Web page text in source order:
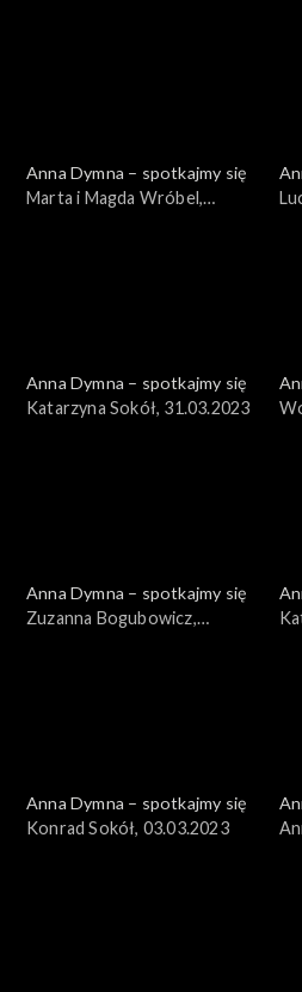
Anna Dymna – spotkajmy się
Marta i Magda Wróbel,
Anna Dymna – spotkajmy się
Katarzyna Sokół, 31.03.2023
Anna Dymna – spotkajmy się
Zuzanna Bogubowicz,
Anna Dymna – spotkajmy się
Konrad Sokół, 03.03.2023